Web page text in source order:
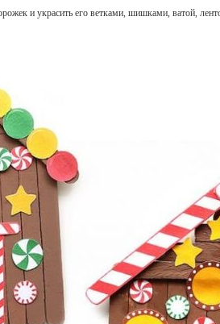
и украсить его ветками, шишками, ватой,